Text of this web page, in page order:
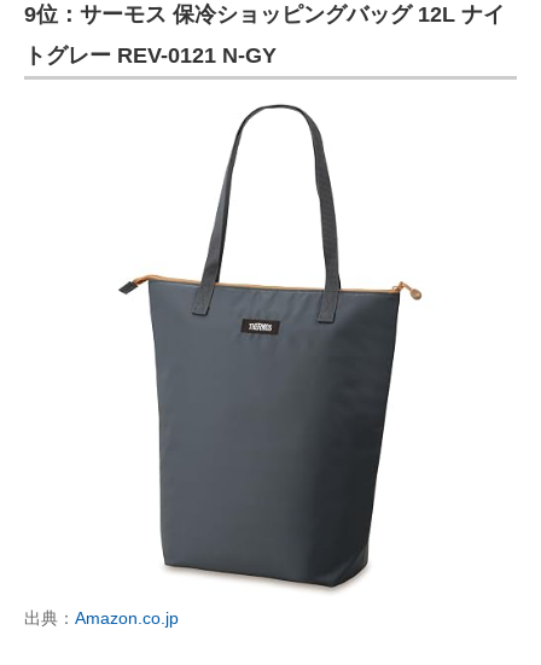
9位：サーモス 保冷ショッピングバッグ 12L ナイ
トグレー REV-0121 N-GY
出典： Amazon.co.jp